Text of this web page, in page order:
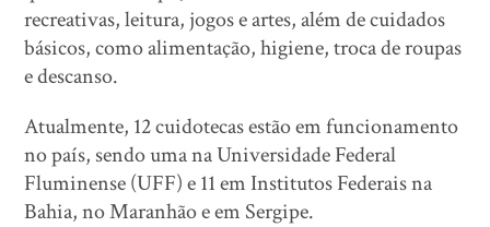
recreativas, leitura, jogos e artes, além de cuidados
básicos, como alimentação, higiene, troca de roupas
e descanso.
Atualmente, 12 cuidotecas estão em funcionamento
no país, sendo uma na Universidade Federal
Fluminense (UFF) e 11 em Institutos Federais na
Bahia, no Maranhão e em Sergipe.